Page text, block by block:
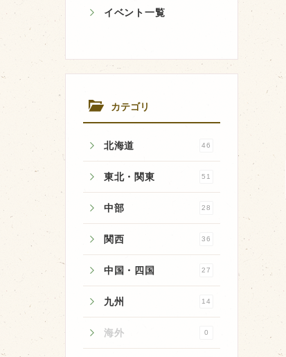
イベント一覧
カテゴリ
北海道 46
東北・関東 51
中部 28
関西 36
中国・四国 27
九州 14
海外 0
飼育している牛について
取り扱い店